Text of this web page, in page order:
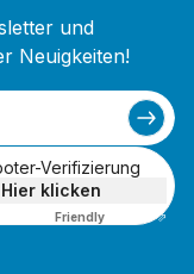
und
Neuigkeiten!
Verifizierung
Hier klicken
Friendly Captcha ⇗